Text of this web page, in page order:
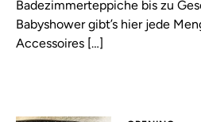
Badezimmerteppiche bis zu
Babyshower gibt’s hier jede
Accessoires […]